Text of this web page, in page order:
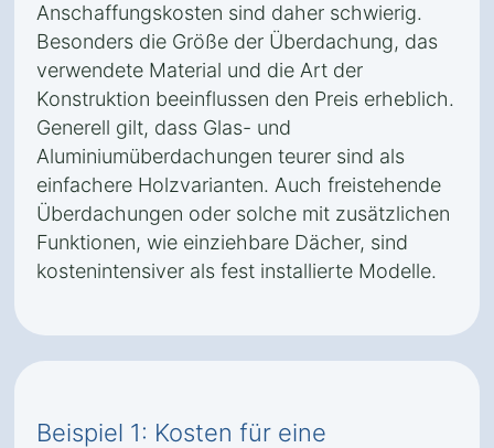
Anschaffungskosten sind daher schwierig.
Besonders die Größe der Überdachung, das
verwendete Material und die Art der
Konstruktion beeinflussen den Preis erheblich.
Generell gilt, dass Glas- und
Aluminiumüberdachungen teurer sind als
einfachere Holzvarianten. Auch freistehende
Überdachungen oder solche mit zusätzlichen
Funktionen, wie einziehbare Dächer, sind
kostenintensiver als fest installierte Modelle.
Beispiel 1: Kosten für eine